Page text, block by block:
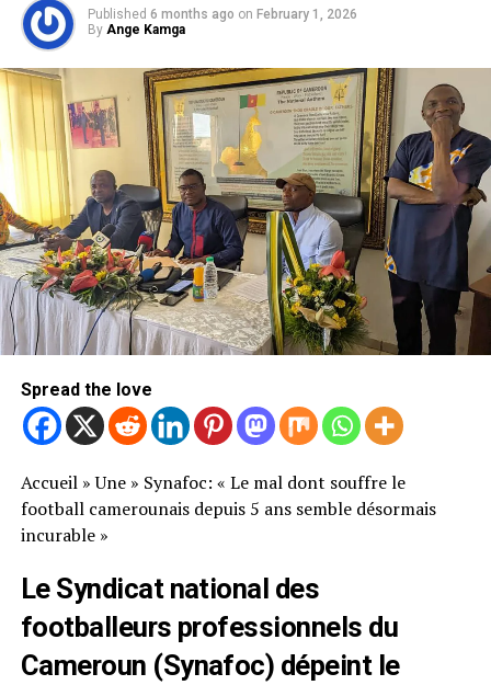
Published 6 months ago on February 1, 2026
By Ange Kamga
Spread the love
Accueil»Une» Synafoc: « Le mal dont souffre le
football camerounais depuis 5 ans semble désormais
incurable »
Le Syndicat national des
footballeurs professionnels du
Cameroun (Synafoc) dépeint le